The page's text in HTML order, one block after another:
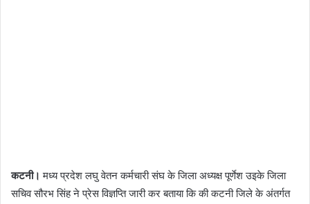
कटनी। मध्य प्रदेश लघु वेतन कर्मचारी संघ के जिला अध्यक्ष पूर्णेश उइके जिला
सचिव सौरभ सिंह ने प्रेस विज्ञप्ति जारी कर बताया कि की कटनी जिले के अंतर्गत